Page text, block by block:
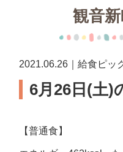
観音
2021.06.26｜給食ピッ
6月26日(土)
【普通食】